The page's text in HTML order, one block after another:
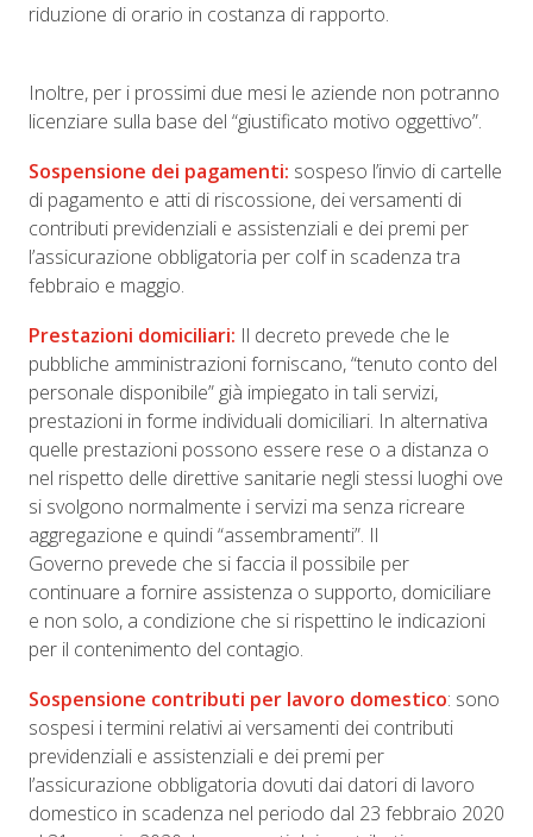
riduzione di orario in costanza di rapporto.
Inoltre, per i prossimi due mesi le aziende non potranno
licenziare sulla base del “giustificato motivo oggettivo”.
Sospensione dei pagamenti: sospeso l’invio di cartelle
di pagamento e atti di riscossione, dei versamenti di
contributi previdenziali e assistenziali e dei premi per
l’assicurazione obbligatoria per colf in scadenza tra
febbraio e maggio.
Prestazioni domiciliari: Il decreto prevede che le
pubbliche amministrazioni forniscano, “tenuto conto del
personale disponibile” già impiegato in tali servizi,
prestazioni in forme individuali domiciliari. In alternativa
quelle prestazioni possono essere rese o a distanza o
nel rispetto delle direttive sanitarie negli stessi luoghi ove
si svolgono normalmente i servizi ma senza ricreare
aggregazione e quindi “assembramenti”. Il
Governo prevede che si faccia il possibile per
continuare a fornire assistenza o supporto, domiciliare
e non solo, a condizione che si rispettino le indicazioni
per il contenimento del contagio.
Sospensione contributi per lavoro domestico: sono
sospesi i termini relativi ai versamenti dei contributi
previdenziali e assistenziali e dei premi per
l’assicurazione obbligatoria dovuti dai datori di lavoro
domestico in scadenza nel periodo dal 23 febbraio 2020